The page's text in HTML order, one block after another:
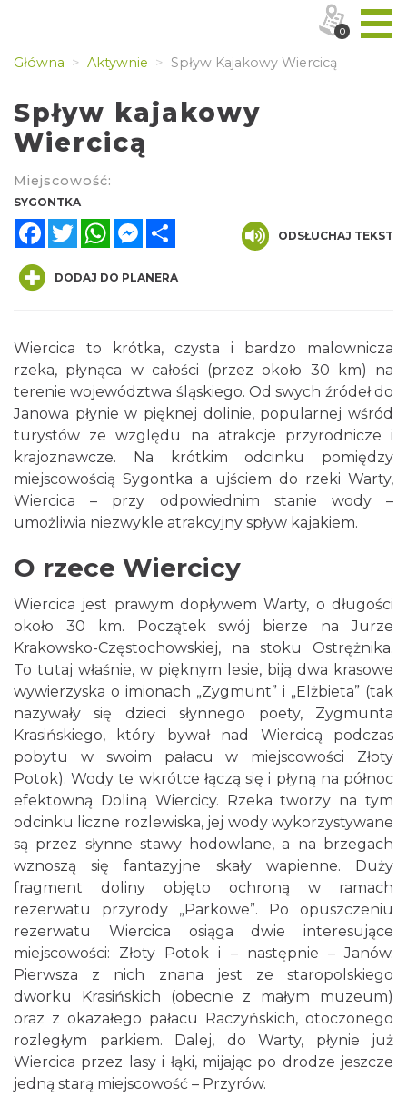
Główna Aktywnie Spływ Kajakowy Wiercicą
Spływ kajakowy
Wiercicą
Miejscowość:
SYGONTKA
FacebookTwitterWhatsAppMessenger
ODSŁUCHAJ TEKST
DODAJ DO PLANERA
Wiercica to krótka, czysta i bardzo malownicza
rzeka, płynąca w całości (przez około 30 km) na
terenie województwa śląskiego. Od swych źródeł do
Janowa płynie w pięknej dolinie, popularnej wśród
turystów ze względu na atrakcje przyrodnicze i
krajoznawcze. Na krótkim odcinku pomiędzy
miejscowością Sygontka a ujściem do rzeki Warty,
Wiercica – przy odpowiednim stanie wody –
umożliwia niezwykle atrakcyjny spływ kajakiem.
O rzece Wiercicy
Wiercica jest prawym dopływem Warty, o długości
około 30 km. Początek swój bierze na Jurze
Krakowsko-Częstochowskiej, na stoku Ostrężnika.
To tutaj właśnie, w pięknym lesie, biją dwa krasowe
wywierzyska o imionach „Zygmunt” i „Elżbieta” (tak
nazywały się dzieci słynnego poety, Zygmunta
Krasińskiego, który bywał nad Wiercicą podczas
pobytu w swoim pałacu w miejscowości Złoty
Potok). Wody te wkrótce łączą się i płyną na północ
efektowną Doliną Wiercicy. Rzeka tworzy na tym
odcinku liczne rozlewiska, jej wody wykorzystywane
są przez słynne stawy hodowlane, a na brzegach
wznoszą się fantazyjne skały wapienne. Duży
fragment doliny objęto ochroną w ramach
rezerwatu przyrody „Parkowe”. Po opuszczeniu
rezerwatu Wiercica osiąga dwie interesujące
miejscowości: Złoty Potok i – następnie – Janów.
Pierwsza z nich znana jest ze staropolskiego
dworku Krasińskich (obecnie z małym muzeum)
oraz z okazałego pałacu Raczyńskich, otoczonego
rozległym parkiem. Dalej, do Warty, płynie już
Wiercica przez lasy i łąki, mijając po drodze jeszcze
jedną starą miejscowość – Przyrów.
0